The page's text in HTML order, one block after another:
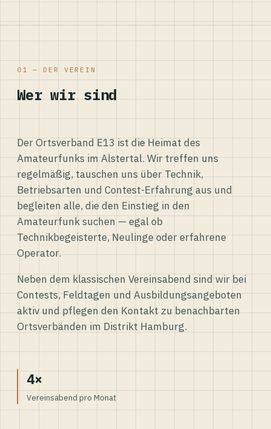
01 — DER VEREIN
Wer wir sind
Der Ortsverband E13 ist die Heimat des
Amateurfunks im Alstertal. Wir treffen uns
regelmäßig, tauschen uns über Technik,
Betriebsarten und Contest-Erfahrung aus und
begleiten alle, die den Einstieg in den
Amateurfunk suchen — egal ob
Technikbegeisterte, Neulinge oder erfahrene
Operator.
Neben dem klassischen Vereinsabend sind wir bei
Contests, Feldtagen und Ausbildungsangeboten
aktiv und pflegen den Kontakt zu benachbarten
Ortsverbänden im Distrikt Hamburg.
4×
Vereinsabend pro Monat